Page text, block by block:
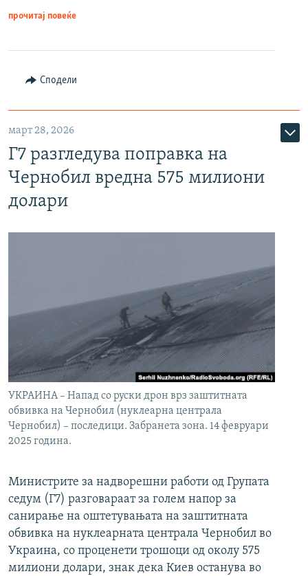
прочитај повеќе
Сподели
март 28, 2026
Г7 разгледува поправка на
Чернобил вредна 575 милиони
долари
УКРАИНА – Напад со руски дрон врз заштитната
обвивка на Чернобил (нуклеарна централа
Чернобил) – последици. Забранета зона. 14 февруари
2025 година.
Министрите за надворешни работи од Групата
седум (Г7) разговараат за голем напор за
санирање на оштетувањата на заштитната
обвивка на нуклеарната централа Чернобил во
Украина, со проценети трошоци од околу 575
милиони долари, знак дека Киев останува во